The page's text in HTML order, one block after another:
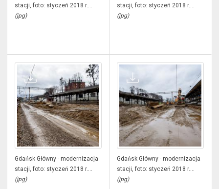
stacji, foto: styczeń 2018 r....
(jpg)
stacji, foto: styczeń 2018 r....
(jpg)
Gdańsk Główny - modernizacja
stacji, foto: styczeń 2018 r....
(jpg)
Gdańsk Główny - modernizacja
stacji, foto: styczeń 2018 r....
(jpg)